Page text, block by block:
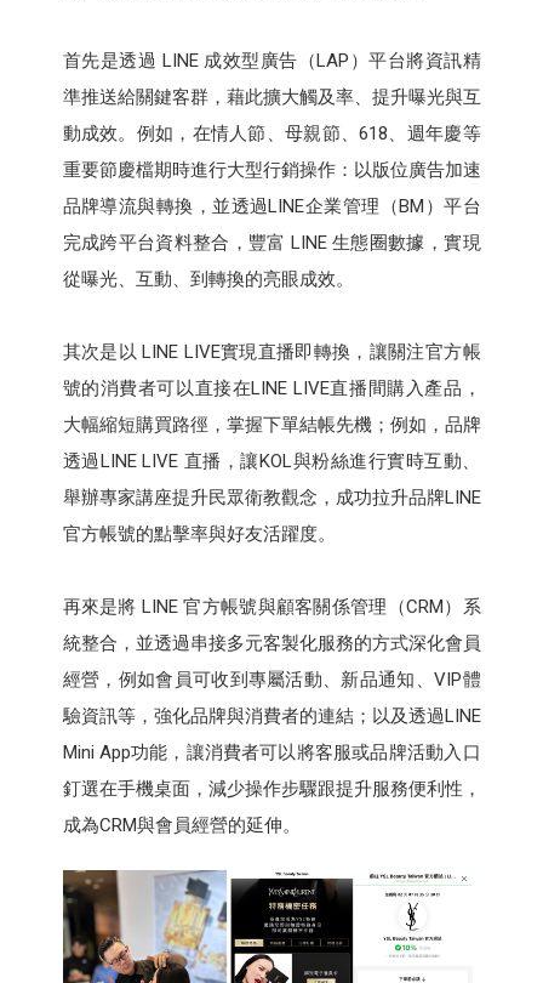
首先是透過 LINE 成效型廣告（LAP）平台將資訊精
準推送給關鍵客群，藉此擴大觸及率、提升曝光與互
動成效。例如，在情人節、母親節、618、週年慶等
重要節慶檔期時進行大型行銷操作：以版位廣告加速
品牌導流與轉換，並透過LINE企業管理（BM）平台
完成跨平台資料整合，豐富 LINE 生態圈數據，實現
從曝光、互動、到轉換的亮眼成效。
其次是以 LINE LIVE實現直播即轉換，讓關注官方帳
號的消費者可以直接在LINE LIVE直播間購入產品，
大幅縮短購買路徑，掌握下單結帳先機；例如，品牌
透過LINE LIVE 直播，讓KOL與粉絲進行實時互動、
舉辦專家講座提升民眾衛教觀念，成功拉升品牌LINE
官方帳號的點擊率與好友活躍度。
再來是將 LINE 官方帳號與顧客關係管理（CRM）系
統整合，並透過串接多元客製化服務的方式深化會員
經營，例如會員可收到專屬活動、新品通知、VIP體
驗資訊等，強化品牌與消費者的連結；以及透過LINE
Mini App功能，讓消費者可以將客服或品牌活動入口
釘選在手機桌面，減少操作步驟跟提升服務便利性，
成為CRM與會員經營的延伸。